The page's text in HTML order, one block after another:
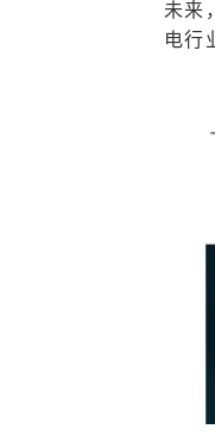
未来
电行